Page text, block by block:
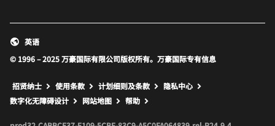
© 1996 – 2025 万豪国际有限公司版权所有。万豪国际专有信息
英语
招贤纳士 使用条款 计划细则及条款
隐私中心
数字化无障碍设计
网站地图 打开新窗口
帮助